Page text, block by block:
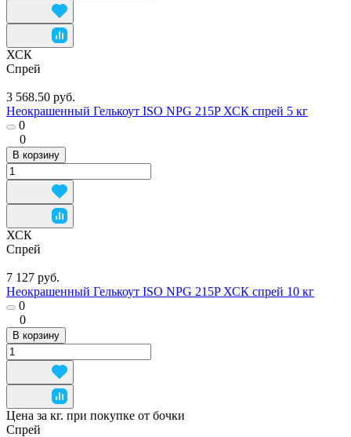
ХСК
Спрей
3 568.50 руб.
Неокрашенный Гелькоут ISO NPG 215P ХСК спрей 5 кг
0
0
В корзину
ХСК
Спрей
7 127 руб.
Неокрашенный Гелькоут ISO NPG 215P ХСК спрей 10 кг
0
0
В корзину
Цена за кг. при покупке от бочки
Спрей